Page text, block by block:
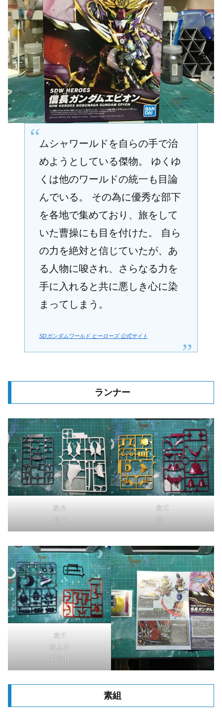
ムシャワールドを自らの手で治
めようとしている傑物。 ゆくゆ
くは他のワールドの統一も目論
んでいる。 その為に優秀な部下
を各地で集めており、旅をして
いた曹操にも目を付けた。 自ら
の力を絶対と信じていたが、あ
る人物に唆され、さらなる力を
手に入れると共に悪しき心に染
まってしまう。
SDガンダムワールド ヒーローズ 公式サイト
ランナー
左:A
右:B
左:C
右:E
左:F
右上:G
右下:H
素組